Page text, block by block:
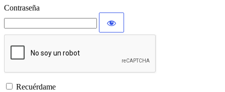
Contraseña
Recuérdame